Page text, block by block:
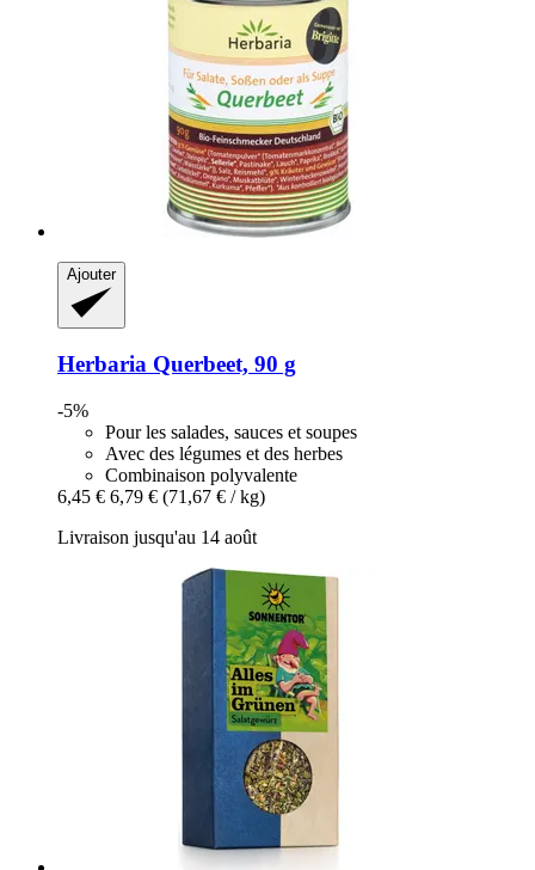
Ajouter
Herbaria Querbeet, 90 g
-5%
Pour les salades, sauces et soupes
Avec des légumes et des herbes
Combinaison polyvalente
6,45 € 6,79 € (71,67 € / kg)
Livraison jusqu'au 14 août